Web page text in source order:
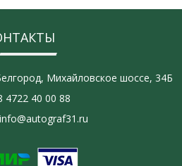
Михайловское шоссе, 34Б
4722 40 00 88
info@autograf31.ru